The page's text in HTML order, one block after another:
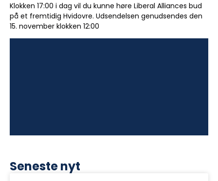
Klokken 17:00 i dag vil du kunne høre Liberal Alliances bud
på et fremtidig Hvidovre. Udsendelsen genudsendes den
15. november klokken 12:00
Seneste nyt